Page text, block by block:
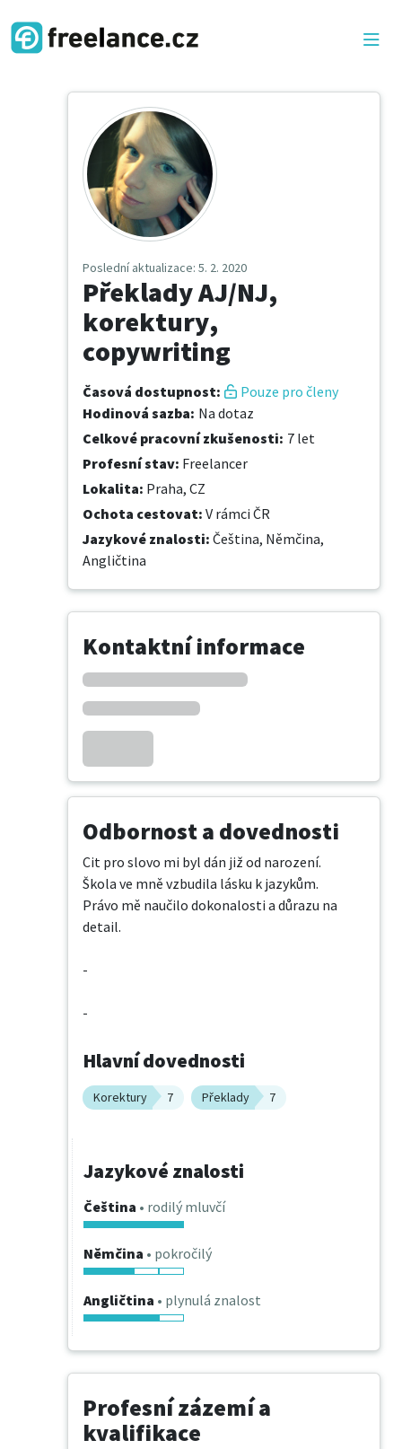
Poslední aktualizace: 5. 2. 2020
Překlady AJ/NJ,
korektury,
copywriting
Časová dostupnost:
Pouze pro členy
Hodinová sazba: Na dotaz
Celkové pracovní zkušenosti: 7 let
Profesní stav: Freelancer
Lokalita: Praha, CZ
Ochota cestovat: V rámci ČR
Jazykové znalosti: Čeština, Němčina,
Angličtina
Kontaktní informace
Odbornost a dovednosti
Cit pro slovo mi byl dán již od narození.
Škola ve mně vzbudila lásku k jazykům.
Právo mě naučilo dokonalosti a důrazu na
detail.
-
-
Hlavní dovednosti
Korektury 7 Překlady 7
Jazykové znalosti
Čeština • rodilý mluvčí
Němčina • pokročilý
Angličtina • plynulá znalost
Profesní zázemí a
kvalifikace